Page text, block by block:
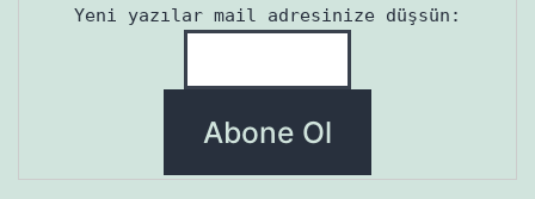
Yeni yazılar mail adresinize düşsün: